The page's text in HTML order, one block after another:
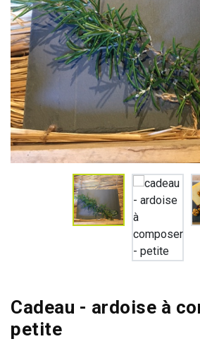
Cadeau - ardoise à
petite